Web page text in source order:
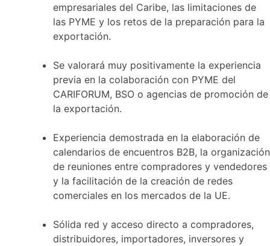
empresariales del Caribe, las limitaciones de
las PYME y los retos de la preparación para la
exportación.
Se valorará muy positivamente la experiencia
previa en la colaboración con PYME del
CARIFORUM, BSO o agencias de promoción de
la exportación.
Experiencia demostrada en la elaboración de
calendarios de encuentros B2B, la organización
de reuniones entre compradores y vendedores
y la facilitación de la creación de redes
comerciales en los mercados de la UE.
Sólida red y acceso directo a compradores,
distribuidores, importadores, inversores y